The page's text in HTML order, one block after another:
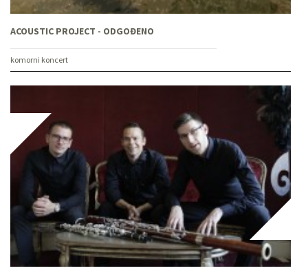
ACOUSTIC PROJECT - ODGOĐENO
komorni koncert